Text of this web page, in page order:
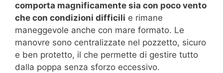
comporta magnificamente sia con poco vento
che con condizioni difficili e rimane
maneggevole anche con mare formato. Le
manovre sono centralizzate nel pozzetto, sicuro
e ben protetto, il che permette di gestire tutto
dalla poppa senza sforzo eccessivo.